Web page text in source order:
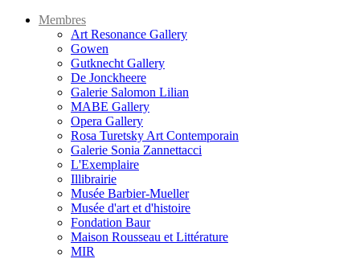
Membres
Art Resonance Gallery
Gowen
Gutknecht Gallery
De Jonckheere
Galerie Salomon Lilian
MABE Gallery
Opera Gallery
Rosa Turetsky Art Contemporain
Galerie Sonia Zannettacci
L'Exemplaire
Illibrairie
Musée Barbier-Mueller
Musée d'art et d'histoire
Fondation Baur
Maison Rousseau et Littérature
MIR